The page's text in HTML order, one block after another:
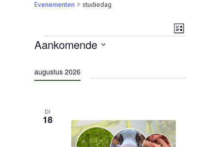
AGENDA
CONTACT
Evenementen studiedag
Lijst
Evenementen
Aankomende
datum.
augustus 2026
DI
18